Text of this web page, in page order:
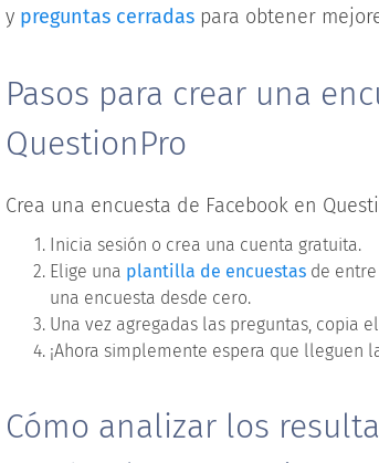
y preguntas cerradas para obtener
Pasos para crear una
QuestionPro
Crea una encuesta de Facebook en
Inicia sesión o crea una cuenta gratuita.
Elige una plantilla de encuestas de
una encuesta desde cero.
Una vez agregadas las preguntas, copia
¡Ahora simplemente espera que lleguen
Cómo analizar los